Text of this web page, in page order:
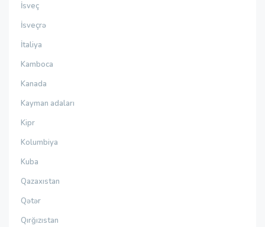
İsveç
İsveçrə
İtaliya
Kamboca
Kanada
Kayman adaları
Kipr
Kolumbiya
Kuba
Qazaxıstan
Qətər
Qırğızıstan